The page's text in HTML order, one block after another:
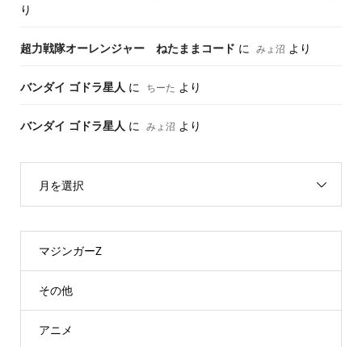
り
超力戦隊オーレンジャー ねたままコード に みょ沼 より
バンダイ ゴドラ星人 に ちーた より
バンダイ ゴドラ星人 に みょ沼 より
月を選択
マジンガーZ
その他
アニメ